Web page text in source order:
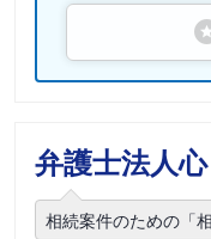
弁護士法人
相続案件のための「